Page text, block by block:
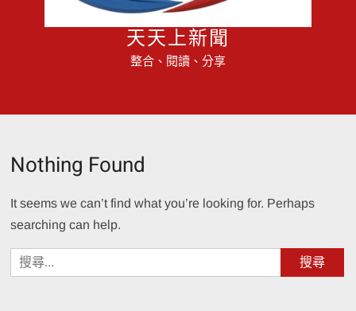
天天上新聞
整合、閱讀、分享
Nothing Found
It seems we can’t find what you’re looking for. Perhaps
searching can help.
尋